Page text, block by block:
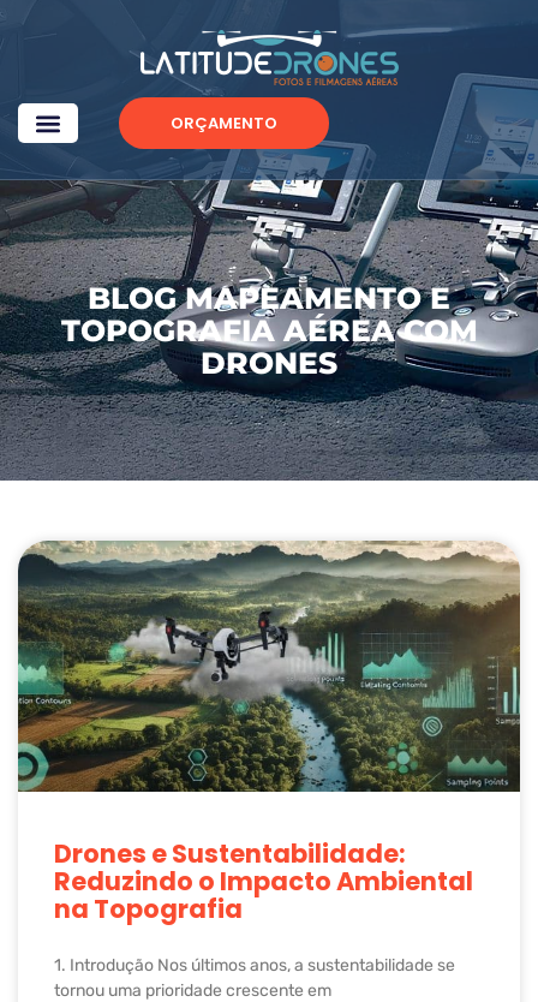
ORÇAMENTO
BLOG MAPEAMENTO E
TOPOGRAFIA AÉREA COM
DRONES
Drones e Sustentabilidade:
Reduzindo o Impacto Ambiental
na Topografia
1. Introdução Nos últimos anos, a sustentabilidade se
tornou uma prioridade crescente em